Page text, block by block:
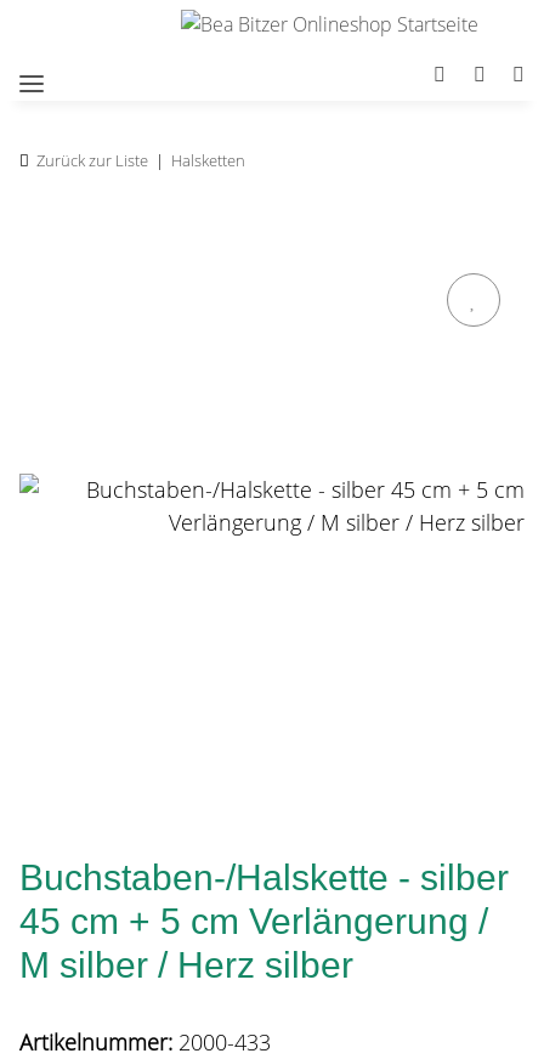
Zurück zur Liste Halsketten
Buchstaben-/Halskette - silber
45 cm + 5 cm Verlängerung /
M silber / Herz silber
Artikelnummer: 2000-433